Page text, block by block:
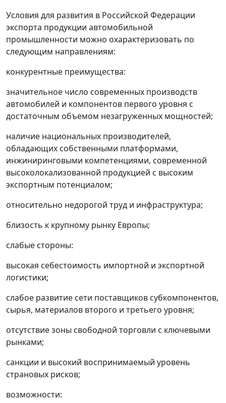
Условия для развития в Российской Федерации
экспорта продукции автомобильной
промышленности можно охарактеризовать по
следующим направлениям:
конкурентные преимущества:
значительное число современных производств
автомобилей и компонентов первого уровня c
достаточным объемом незагруженных мощностей;
наличие национальных производителей,
обладающих собственными платформами,
инжиниринговыми компетенциями, современной
высоколокализованной продукцией с высоким
экспортным потенциалом;
относительно недорогой труд и инфраструктура;
близость к крупному рынку Европы;
слабые стороны:
высокая себестоимость импортной и экспортной
логистики;
слабое развитие сети поставщиков субкомпонентов,
сырья, материалов второго и третьего уровня;
отсутствие зоны свободной торговли с ключевыми
рынками;
санкции и высокий воспринимаемый уровень
страновых рисков;
возможности: